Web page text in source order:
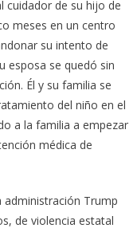
cuidador de su hijo de
meses en un centro
su intento de
esposa se quedó sin
Él y su familia se
del niño en el
a la familia a empezar
médica de
Trump
de violencia estatal